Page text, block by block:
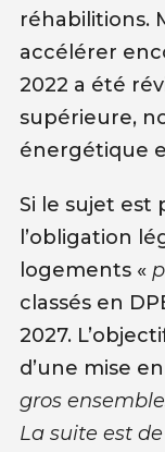
réhabilitions.
accélérer
2022 a été
supérieure,
énergétique
Si le sujet est
l’obligation
logements «
classés en
2027.
d’une mise
gros
La suite est